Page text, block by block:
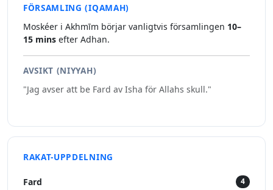
FÖRSAMLING (IQAMAH)
Moskéer i Akhmīm börjar vanligtvis församlingen 10–
15 mins efter Adhan.
AVSIKT (NIYYAH)
"Jag avser att be Fard av Isha för Allahs skull."
RAKAT-UPPDELNING
Fard 4